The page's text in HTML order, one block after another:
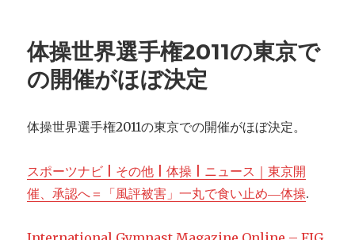
体操世界選手権2011の東京で
の開催がほぼ決定
体操世界選手権2011の東京での開催がほぼ決定。
スポーツナビ | その他 | 体操 | ニュース｜東京開
催、承認へ＝「風評被害」一丸で食い止め―体操.